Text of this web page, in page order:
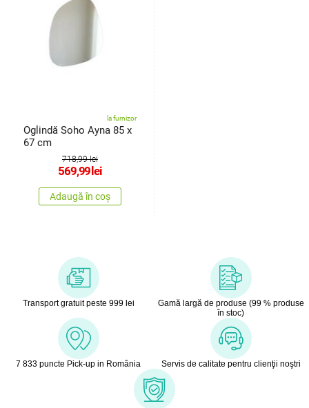
la furnizor
Oglindă Soho Ayna 85 x
67 cm
718,99 lei
569,99 lei
Adaugă în coș
Transport gratuit peste 999 lei
Gamă largă de produse (99 % produse
în stoc)
7 833 puncte Pick-up in România Servis de calitate pentru clienţii noştri